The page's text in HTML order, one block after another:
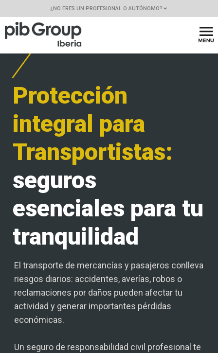
¿NO ERES UN PROFESIONAL O AUTÓNOMO?
Protección
integral para
Transportistas:
seguros
esenciales para tu
tranquilidad
El transporte de mercancías y pasajeros conlleva
riesgos diarios: accidentes, averías, robos o
reclamaciones por daños pueden afectar tu
actividad y generar importantes pérdidas
económicas.
Un seguro de responsabilidad civil profesional te